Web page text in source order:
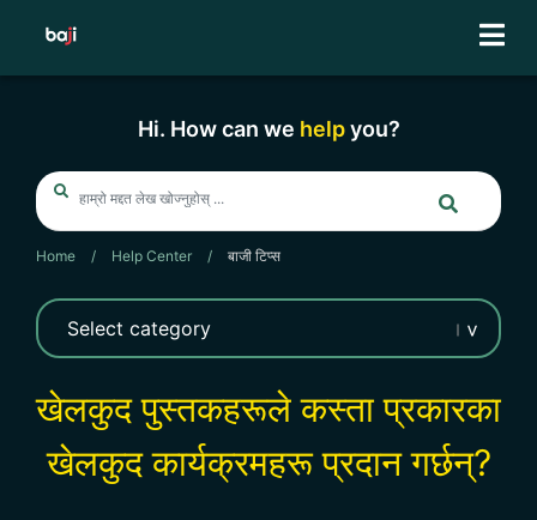
Hi. How can we helpyou?
Home / Help Center / बाजी टिप्स
खेलकुद पुस्तकहरूले कस्ता प्रकारका
खेलकुद कार्यक्रमहरू प्रदान गर्छन्?